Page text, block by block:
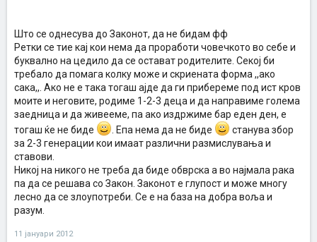
Што се однесува до Законот, да не бидам фф
Ретки се тие кај кои нема да проработи човечкото во себе и
буквално на цедило да се остават родителите. Секој би
требало да помага колку може и скриената форма ,,ако
сака,,. Ако не е така тогаш ајде да ги прибереме под ист кров
моите и неговите, родиме 1-2-3 деца и да направиме голема
заедница и да живееме, па ако издржиме бар еден ден, е
тогаш ќе не биде
. Епа нема да не биде
станува збор
за 2-3 генерации кои имаат различни размислувања и
ставови.
Никој на никого не треба да биде обврска а во најмала рака
па да се решава со Закон. Законот е глупост и може многу
лесно да се злоупотреби. Се е на база на добра воља и
разум.
11 јануари 2012